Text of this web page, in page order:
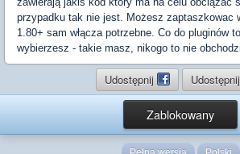
przypadku tak nie jest. Możesz zaptaszkowac
1.80+ sam włącza potrzebne. Co do pluginów
wybierzesz - takie masz, nikogo to nie
Udostępnij Udostępnij
Zablokowany